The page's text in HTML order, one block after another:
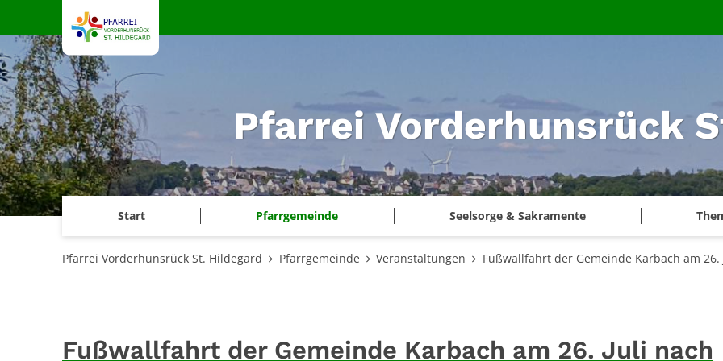
Zum Inhalt springen
Pfarrei Vorderhunsrück
Start Pfarrgemeinde Seelsorge & Sakramente
Pfarrei Vorderhunsrück St. Hildegard Pfarrgemeinde Veranstaltungen Fußwallfahrt der Gemeinde Karbach am
Fußwallfahrt der Gemeinde Karbach am 26. Juli nach